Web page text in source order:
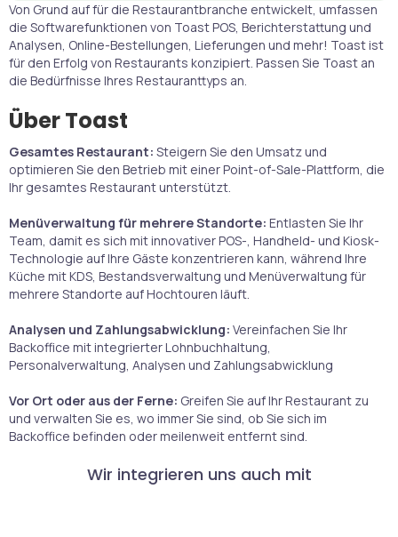
Von Grund auf für die Restaurantbranche entwickelt, umfassen
die Softwarefunktionen von Toast POS, Berichterstattung und
Analysen, Online-Bestellungen, Lieferungen und mehr! Toast ist
für den Erfolg von Restaurants konzipiert. Passen Sie Toast an
die Bedürfnisse Ihres Restauranttyps an.
Über Toast
Gesamtes Restaurant: Steigern Sie den Umsatz und
optimieren Sie den Betrieb mit einer Point-of-Sale-Plattform, die
Ihr gesamtes Restaurant unterstützt.
Menüverwaltung für mehrere Standorte: Entlasten Sie Ihr
Team, damit es sich mit innovativer POS-, Handheld- und Kiosk-
Technologie auf Ihre Gäste konzentrieren kann, während Ihre
Küche mit KDS, Bestandsverwaltung und Menüverwaltung für
mehrere Standorte auf Hochtouren läuft.
Analysen und Zahlungsabwicklung: Vereinfachen Sie Ihr
Backoffice mit integrierter Lohnbuchhaltung,
Personalverwaltung, Analysen und Zahlungsabwicklung
Vor Ort oder aus der Ferne: Greifen Sie auf Ihr Restaurant zu
und verwalten Sie es, wo immer Sie sind, ob Sie sich im
Backoffice befinden oder meilenweit entfernt sind.
Wir integrieren uns auch mit